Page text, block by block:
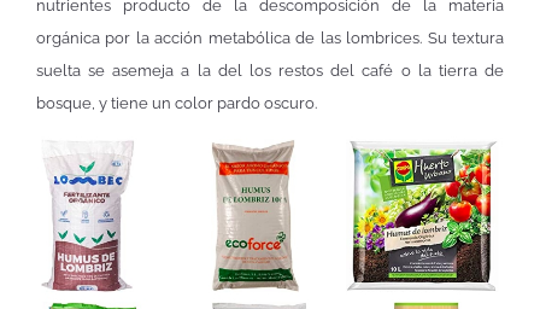
nutrientes producto de la descomposición de la materia
orgánica por la acción metabólica de las lombrices. Su textura
suelta se asemeja a la del los restos del café o la tierra de
bosque, y tiene un color pardo oscuro.